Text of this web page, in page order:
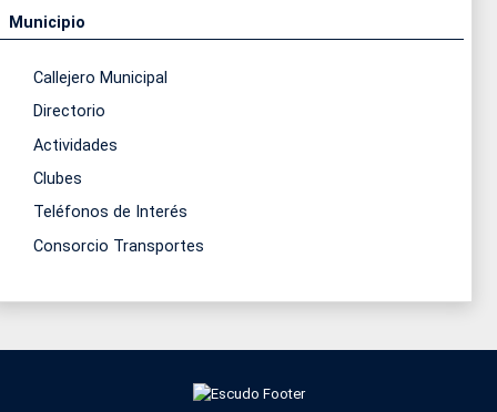
Municipio
Callejero Municipal
Directorio
Actividades
Clubes
Teléfonos de Interés
Consorcio Transportes